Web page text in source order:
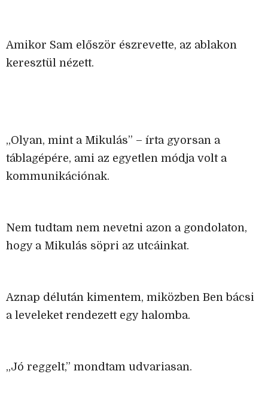
Amikor Sam először észrevette, az ablakon
keresztül nézett.
„Olyan, mint a Mikulás” – írta gyorsan a
táblagépére, ami az egyetlen módja volt a
kommunikációnak.
Nem tudtam nem nevetni azon a gondolaton,
hogy a Mikulás söpri az utcáinkat.
Aznap délután kimentem, miközben Ben bácsi
a leveleket rendezett egy halomba.
„Jó reggelt,” mondtam udvariasan.